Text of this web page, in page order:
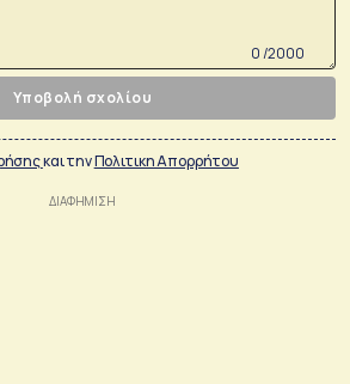
0 /2000
Υποβολή σχολίου
και τηνΠολιτικη Απορρήτου